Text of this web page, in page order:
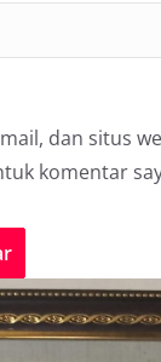
dan situs
komentar